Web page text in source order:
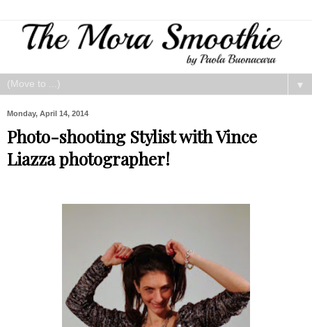
▼
Monday, April 14, 2014
Photo-shooting Stylist with Vince
Liazza photographer!